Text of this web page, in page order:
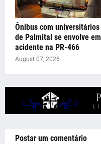
Ônibus com universitários
de Palmital se envolve em
acidente na PR-466
August 07, 2026
Postar um comentário